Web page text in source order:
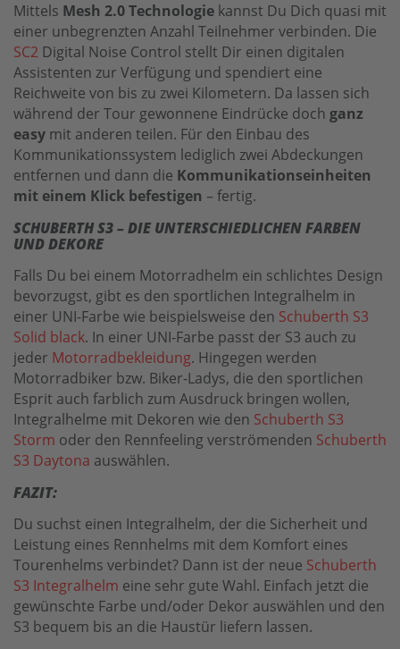
Mittels Mesh 2.0 Technologie kannst Du Dich quasi mit
einer unbegrenzten Anzahl Teilnehmer verbinden. Die
SC2 Digital Noise Control stellt Dir einen digitalen
Assistenten zur Verfügung und spendiert eine
Reichweite von bis zu zwei Kilometern. Da lassen sich
während der Tour gewonnene Eindrücke doch ganz
easy mit anderen teilen. Für den Einbau des
Kommunikationssystem lediglich zwei Abdeckungen
entfernen und dann die Kommunikationseinheiten
mit einem Klick befestigen – fertig.
SCHUBERTH S3 – DIE UNTERSCHIEDLICHEN FARBEN
UND DEKORE
Falls Du bei einem Motorradhelm ein schlichtes Design
bevorzugst, gibt es den sportlichen Integralhelm in
einer UNI-Farbe wie beispielsweise den Schuberth S3
Solid black. In einer UNI-Farbe passt der S3 auch zu
jeder Motorradbekleidung. Hingegen werden
Motorradbiker bzw. Biker-Ladys, die den sportlichen
Esprit auch farblich zum Ausdruck bringen wollen,
Integralhelme mit Dekoren wie den Schuberth S3
Storm oder den Rennfeeling verströmenden Schuberth
S3 Daytona auswählen.
FAZIT:
Du suchst einen Integralhelm, der die Sicherheit und
Leistung eines Rennhelms mit dem Komfort eines
Tourenhelms verbindet? Dann ist der neue Schuberth
S3 Integralhelm eine sehr gute Wahl. Einfach jetzt die
gewünschte Farbe und/oder Dekor auswählen und den
S3 bequem bis an die Haustür liefern lassen.